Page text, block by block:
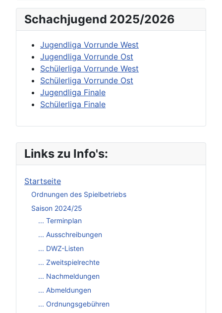
Links zu Info's:
Startseite
Ordnungen des Spielbetriebs
Saison 2024/25
... Terminplan
... Ausschreibungen
... DWZ-Listen
... Zweitspielrechte
... Nachmeldungen
... Abmeldungen
... Ordnungsgebühren
Schachjugend 2025/2026
Jugendliga Vorrunde West
Jugendliga Vorrunde Ost
Schülerliga Vorrunde West
Schülerliga Vorrunde Ost
Jugendliga Finale
Schülerliga Finale